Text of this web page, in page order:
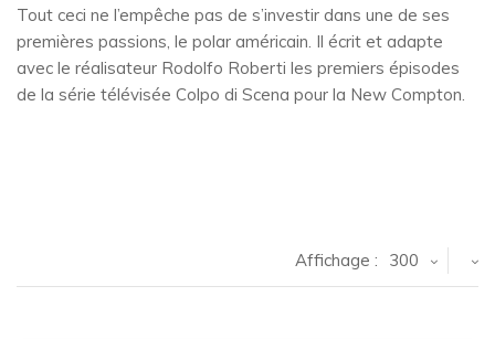
Tout ceci ne l’empêche pas de s’investir dans une de ses
premières passions, le polar américain. Il écrit et adapte
avec le réalisateur Rodolfo Roberti les premiers épisodes
de la série télévisée Colpo di Scena pour la New Compton.
Affichage : 300